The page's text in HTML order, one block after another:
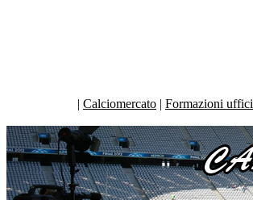
| Calciomercato | Formazioni